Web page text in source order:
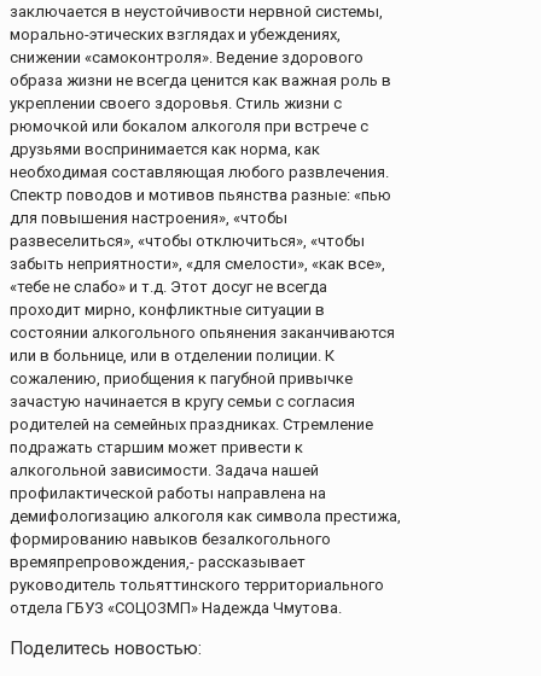
заключается в неустойчивости нервной системы,
морально-этических взглядах и убеждениях,
снижении «самоконтроля». Ведение здорового
образа жизни не всегда ценится как важная роль в
укреплении своего здоровья. Стиль жизни с
рюмочкой или бокалом алкоголя при встрече с
друзьями воспринимается как норма, как
необходимая составляющая любого развлечения.
Спектр поводов и мотивов пьянства разные: «пью
для повышения настроения», «чтобы
развеселиться», «чтобы отключиться», «чтобы
забыть неприятности», «для смелости», «как все»,
«тебе не слабо» и т.д. Этот досуг не всегда
проходит мирно, конфликтные ситуации в
состоянии алкогольного опьянения заканчиваются
или в больнице, или в отделении полиции. К
сожалению, приобщения к пагубной привычке
зачастую начинается в кругу семьи с согласия
родителей на семейных праздниках. Стремление
подражать старшим может привести к
алкогольной зависимости. Задача нашей
профилактической работы направлена на
демифологизацию алкоголя как символа престижа,
формированию навыков безалкогольного
времяпрепровождения,- рассказывает
руководитель тольяттинского территориального
отдела ГБУЗ «СОЦОЗМП» Надежда Чмутова.
Поделитесь новостью: